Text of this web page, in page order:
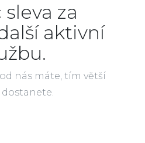
sleva za
aktivní
nás máte, tím větší
dostanete.